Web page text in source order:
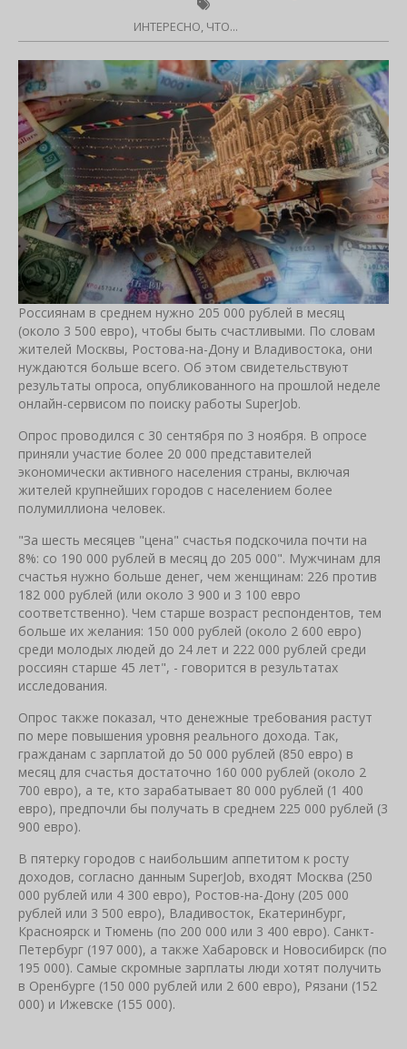
ИНТЕРЕСНО, ЧТО...
Россиянам в среднем нужно 205 000 рублей в месяц
(около 3 500 евро), чтобы быть счастливыми. По словам
жителей Москвы, Ростова-на-Дону и Владивостока, они
нуждаются больше всего. Об этом свидетельствуют
результаты опроса, опубликованного на прошлой неделе
онлайн-сервисом по поиску работы SuperJob.
Опрос проводился с 30 сентября по 3 ноября. В опросе
приняли участие более 20 000 представителей
экономически активного населения страны, включая
жителей крупнейших городов с населением более
полумиллиона человек.
"За шесть месяцев "цена" счастья подскочила почти на
8%: со 190 000 рублей в месяц до 205 000". Мужчинам для
счастья нужно больше денег, чем женщинам: 226 против
182 000 рублей (или около 3 900 и 3 100 евро
соответственно). Чем старше возраст респондентов, тем
больше их желания: 150 000 рублей (около 2 600 евро)
среди молодых людей до 24 лет и 222 000 рублей среди
россиян старше 45 лет", - говорится в результатах
исследования.
Опрос также показал, что денежные требования растут
по мере повышения уровня реального дохода. Так,
гражданам с зарплатой до 50 000 рублей (850 евро) в
месяц для счастья достаточно 160 000 рублей (около 2
700 евро), а те, кто зарабатывает 80 000 рублей (1 400
евро), предпочли бы получать в среднем 225 000 рублей (3
900 евро).
В пятерку городов с наибольшим аппетитом к росту
доходов, согласно данным SuperJob, входят Москва (250
000 рублей или 4 300 евро), Ростов-на-Дону (205 000
рублей или 3 500 евро), Владивосток, Екатеринбург,
Красноярск и Тюмень (по 200 000 или 3 400 евро). Санкт-
Петербург (197 000), а также Хабаровск и Новосибирск (по
195 000). Самые скромные зарплаты люди хотят получить
в Оренбурге (150 000 рублей или 2 600 евро), Рязани (152
000) и Ижевске (155 000).